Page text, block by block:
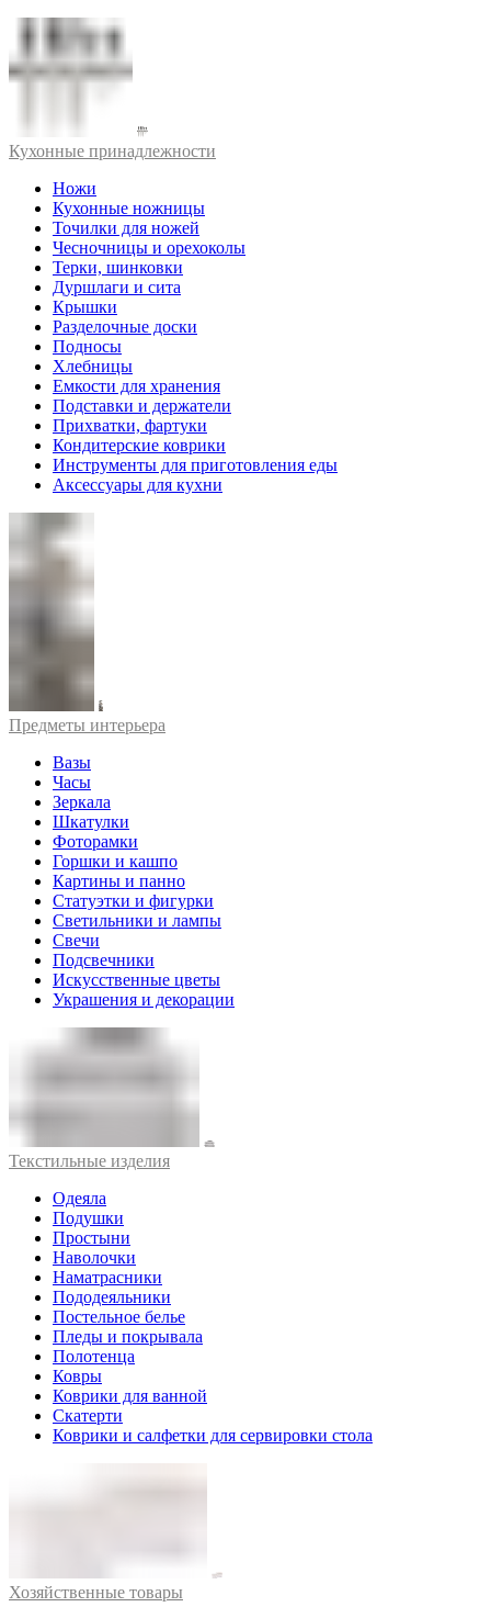
Кухонные принадлежности
Ножи
Кухонные ножницы
Точилки для ножей
Чесночницы и орехоколы
Терки, шинковки
Дуршлаги и сита
Крышки
Разделочные доски
Подносы
Хлебницы
Емкости для хранения
Подставки и держатели
Прихватки, фартуки
Кондитерские коврики
Инструменты для приготовления еды
Аксессуары для кухни
Предметы интерьера
Вазы
Часы
Зеркала
Шкатулки
Фоторамки
Горшки и кашпо
Картины и панно
Статуэтки и фигурки
Светильники и лампы
Свечи
Подсвечники
Искусственные цветы
Украшения и декорации
Текстильные изделия
Одеяла
Подушки
Простыни
Наволочки
Наматрасники
Пододеяльники
Постельное белье
Пледы и покрывала
Полотенца
Ковры
Коврики для ванной
Скатерти
Коврики и салфетки для сервировки стола
Хозяйственные товары